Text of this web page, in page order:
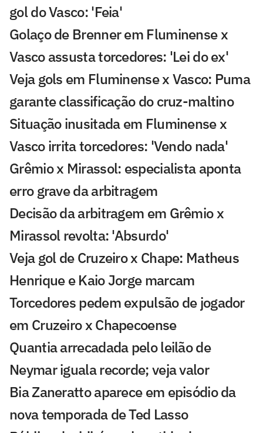
gol do Vasco: 'Feia'
Golaço de Brenner em Fluminense x
Vasco assusta torcedores: 'Lei do ex'
Veja gols em Fluminense x Vasco: Puma
garante classificação do cruz-maltino
Situação inusitada em Fluminense x
Vasco irrita torcedores: 'Vendo nada'
Grêmio x Mirassol: especialista aponta
erro grave da arbitragem
Decisão da arbitragem em Grêmio x
Mirassol revolta: 'Absurdo'
Veja gol de Cruzeiro x Chape: Matheus
Henrique e Kaio Jorge marcam
Torcedores pedem expulsão de jogador
em Cruzeiro x Chapecoense
Quantia arrecadada pelo leilão de
Neymar iguala recorde; veja valor
Bia Zaneratto aparece em episódio da
nova temporada de Ted Lasso